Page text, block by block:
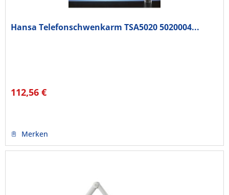
Hansa Telefonschwenkarm TSA5020 5020004...
112,56 €
Merken